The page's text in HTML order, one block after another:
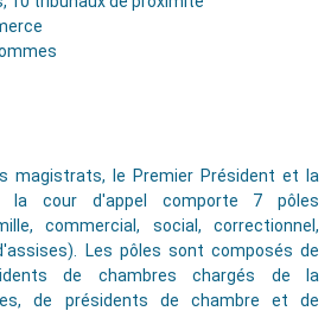
magistrats, le Premier Président et la
la cour d'appel comporte 7 pôles
commercial, social, correctionnel,
Les pôles sont composés de
de chambres chargés de la
de présidents de chambre et de